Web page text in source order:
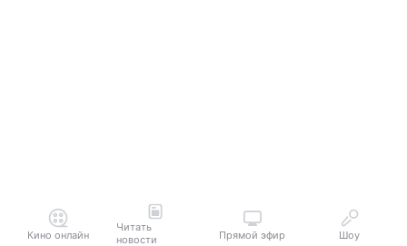
Кино онлайн
Читать
новости
Прямой эфир Шоу